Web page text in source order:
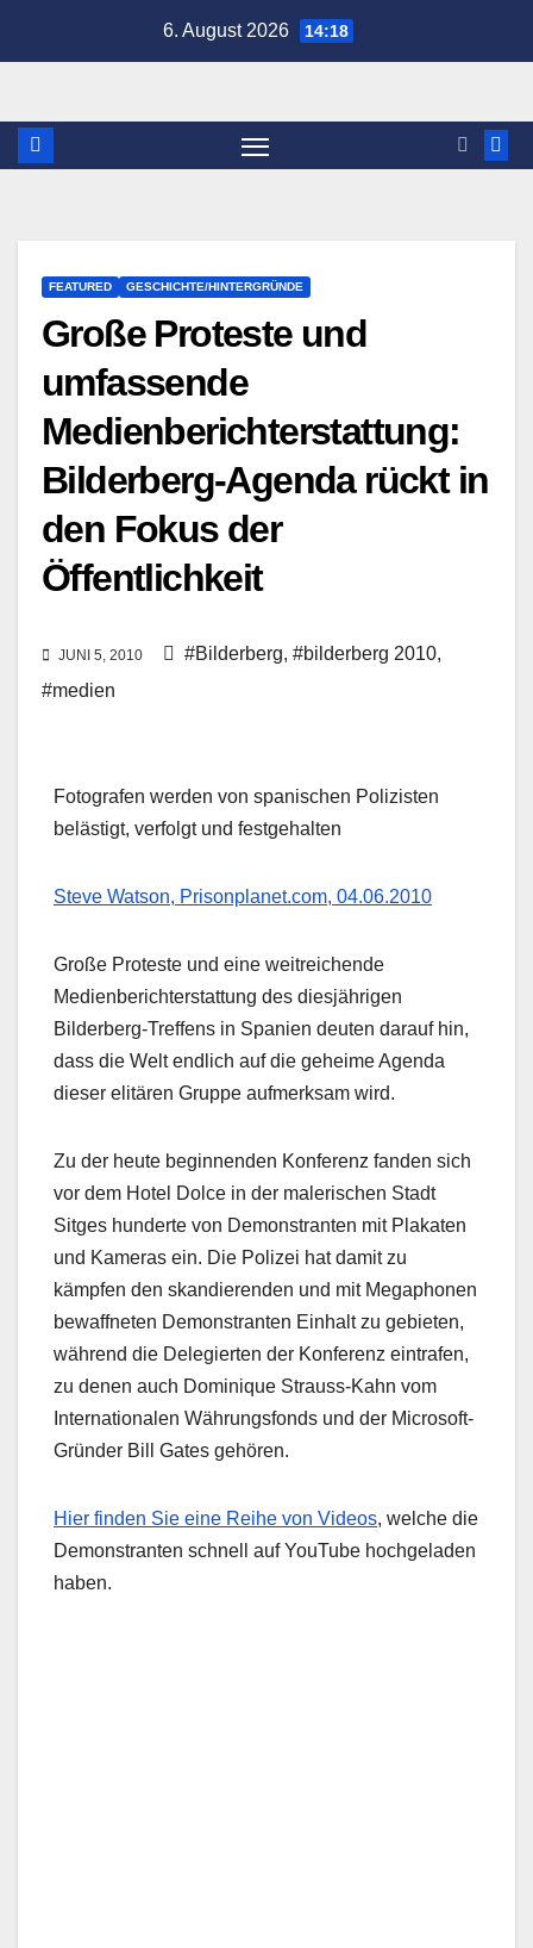
6. August 2026 14:18
FEATURED GESCHICHTE/HINTERGRÜNDE
Große Proteste und
umfassende
Medienberichterstattung:
Bilderberg-Agenda rückt in
den Fokus der
Öffentlichkeit
JUNI 5, 2010 #Bilderberg, #bilderberg 2010,
#medien
Fotografen werden von spanischen Polizisten
belästigt, verfolgt und festgehalten
Steve Watson, Prisonplanet.com, 04.06.2010
Große Proteste und eine weitreichende
Medienberichterstattung des diesjährigen
Bilderberg-Treffens in Spanien deuten darauf hin,
dass die Welt endlich auf die geheime Agenda
dieser elitären Gruppe aufmerksam wird.
Zu der heute beginnenden Konferenz fanden sich
vor dem Hotel Dolce in der malerischen Stadt
Sitges hunderte von Demonstranten mit Plakaten
und Kameras ein. Die Polizei hat damit zu
kämpfen den skandierenden und mit Megaphonen
bewaffneten Demonstranten Einhalt zu gebieten,
während die Delegierten der Konferenz eintrafen,
zu denen auch Dominique Strauss-Kahn vom
Internationalen Währungsfonds und der Microsoft-
Gründer Bill Gates gehören.
Hier finden Sie eine Reihe von Videos, welche die
Demonstranten schnell auf YouTube hochgeladen
haben.